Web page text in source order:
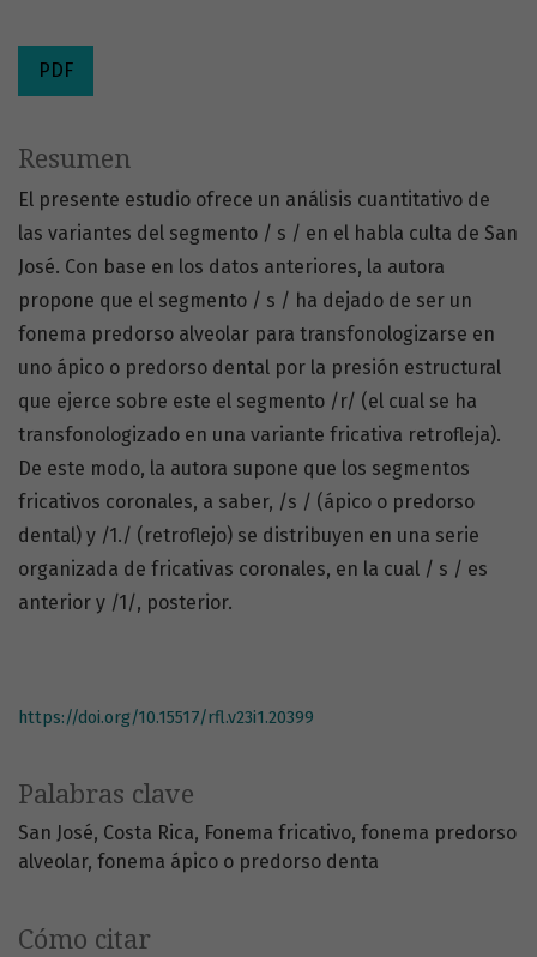
PDF
Palabras clave
San José Costa Rica Fonema fricativo fonema predorso
alveolar fonema ápico o predorso denta
Cómo citar
Resumen
El presente estudio ofrece un análisis cuantitativo de
las variantes del segmento / s / en el habla culta de San
José. Con base en los datos anteriores, la autora
propone que el segmento / s / ha dejado de ser un
fonema predorso alveolar para transfonologizarse en
uno ápico o predorso dental por la presión estructural
que ejerce sobre este el segmento /r/ (el cual se ha
transfonologizado en una variante fricativa retrofleja).
De este modo, la autora supone que los segmentos
fricativos coronales, a saber, /s / (ápico o predorso
dental) y /1./ (retroflejo) se distribuyen en una serie
organizada de fricativas coronales, en la cual / s / es
anterior y /1/, posterior.
https://doi.org/10.15517/rfl.v23i1.20399